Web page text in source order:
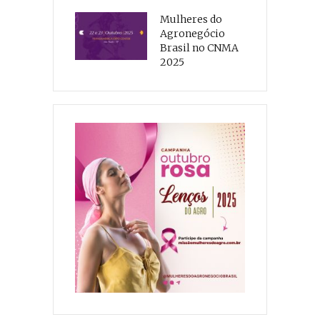
Mulheres do
Agronegócio
Brasil no CNMA
2025